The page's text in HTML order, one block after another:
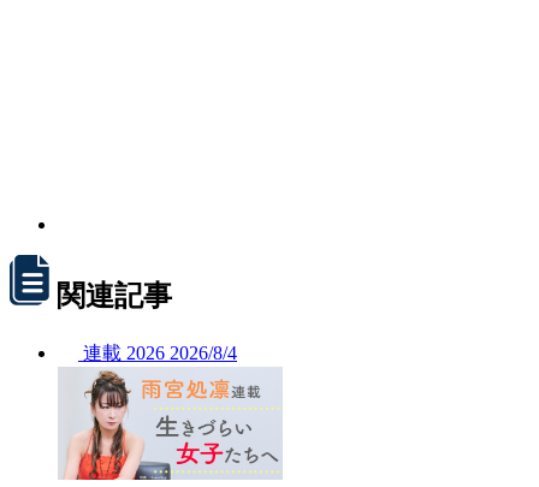
関連記事
連載 2026 2026/8/4